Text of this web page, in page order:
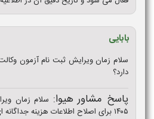
بابایی
دارد؟
پاسخ مشاور هیوا: سلام زمان
۱۴۰۵ برای اصلاح اطلاعات هزینه جداگانه‌ ای دریافت نمی‌ شود.